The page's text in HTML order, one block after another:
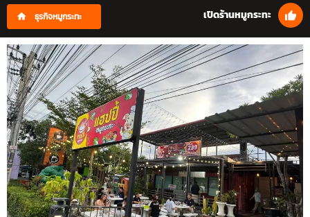
ธุรกิจหมูกระทะ เปิดร้านหมูกระทะ